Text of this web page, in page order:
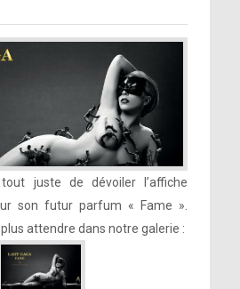
juste de dévoiler l’affiche
son futur parfum « Fame ».
attendre dans notre galerie :